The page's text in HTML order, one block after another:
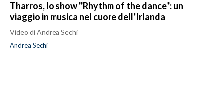
Tharros, lo show ''Rhythm of the dance'': un
viaggio in musica nel cuore dell’Irlanda
Video di Andrea Sechi
Andrea Sechi